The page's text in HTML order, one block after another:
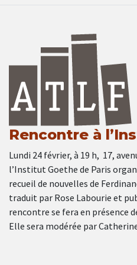
Rencontre à
Lundi 24 février, à 19 h, 17,
l’Institut Goethe de Paris
recueil de nouvelles de
traduit par Rose Labourie et
rencontre se fera en présence
Elle sera modérée par